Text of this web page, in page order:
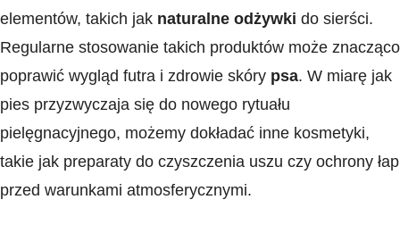
elementów, takich jak naturalne ⁣odżywki do sierści.
Regularne⁤ stosowanie takich produktów może znacząco
poprawić wygląd futra i zdrowie skóry‌ psa. W miarę ​jak
pies przyzwyczaja się do nowego rytuału
pielęgnacyjnego, możemy dokładać inne kosmetyki,
takie jak preparaty do czyszczenia uszu czy ochrony ​łap
przed warunkami atmosferycznymi.